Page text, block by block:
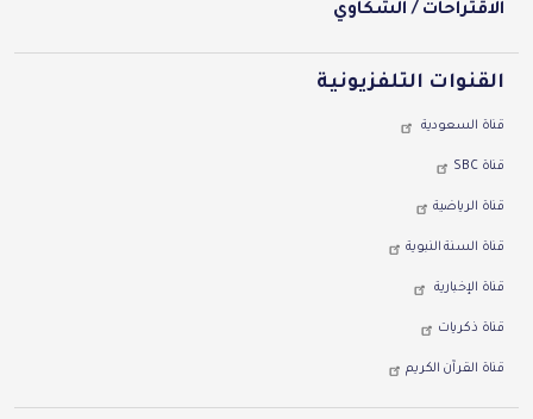
الاقتراحات / الشكاوي
القنوات التلفزيونية
قناة السعودية
قناة SBC
قناة الرياضية
قناة السنة النبوية
قناة اﻹخبارية
قناة ذكريات
قناة القرآن الكريم